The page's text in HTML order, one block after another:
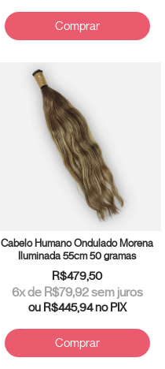
Comprar
Cabelo Humano Ondulado Morena
Iluminada 55cm 50 gramas
R$479,50
6x de R$79,92sem juros
ou R$445,94no PIX
Comprar